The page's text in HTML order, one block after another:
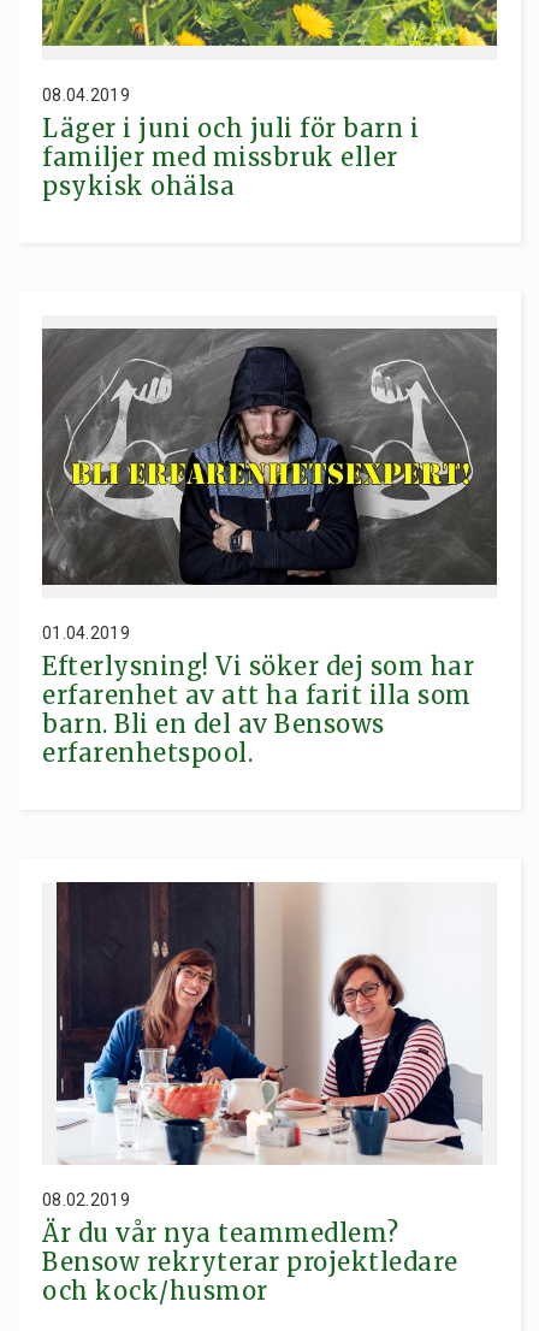
Läger i juni och juli för barn i
familjer med missbruk eller
psykisk ohälsa
08.04.2019
Efterlysning! Vi söker dej som har
erfarenhet av att ha farit illa som
barn. Bli en del av Bensows
erfarenhetspool.
01.04.2019
Är du vår nya teammedlem?
Bensow rekryterar projektledare
och kock/husmor
08.02.2019